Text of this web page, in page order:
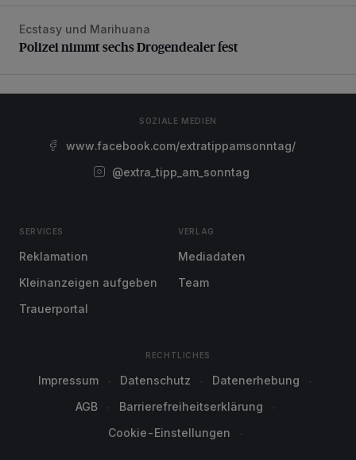
Polizei nimmt sechs Drogendealer fest
Ecstasy und Marihuana
Polizei nimmt sechs Drogendealer fest
SOZIALE MEDIEN
www.facebook.com/extratippamsonntag/
@extra_tipp_am_sonntag
SERVICES
Reklamation
Kleinanzeigen aufgeben
Trauerportal
VERLAG
Mediadaten
Team
RECHTLICHES
Impressum Datenschutz
Datenerhebung
AGB
Barrierefreiheitserklärung
Cookie-Einstellungen